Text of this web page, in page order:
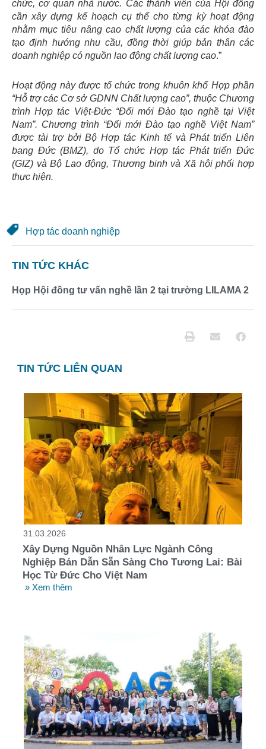
chức, cơ quan nhà nước. Các thành viên của Hội đồng
cần xây dựng kế hoạch cụ thể cho từng kỳ hoạt động
nhằm mục tiêu nâng cao chất lượng của các khóa đào
tạo định hướng nhu cầu, đồng thời giúp bản thân các
doanh nghiệp có nguồn lao động chất lượng cao.”
Hoạt động này được tổ chức trong khuôn khổ Hợp phần
“Hỗ trợ các Cơ sở GDNN Chất lượng cao”, thuộc Chương
trình Hợp tác Việt-Đức “Đổi mới Đào tạo nghề tại Việt
Nam”. Chương trình “Đổi mới Đào tạo nghề Việt Nam”
được tài trợ bởi Bộ Hợp tác Kinh tế và Phát triển Liên
bang Đức (BMZ), do Tổ chức Hợp tác Phát triển Đức
(GIZ) và Bộ Lao động, Thương binh và Xã hội phối hợp
thực hiện.
Hợp tác doanh nghiệp
TIN TỨC KHÁC
Họp Hội đồng tư vấn nghề lần 2 tại trường LILAMA 2
TIN TỨC LIÊN QUAN
31.03.2026
Xây Dựng Nguồn Nhân Lực Ngành Công
Nghiệp Bán Dẫn Sẵn Sàng Cho Tương Lai: Bài
Học Từ Đức Cho Việt Nam
» Xem thêm